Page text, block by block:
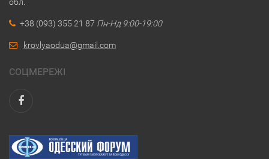
+38 (093) 355 21 87 Пн-Нд 9:00-19:00
krovlyaodua@gmail.com
СОЦМЕРЕЖІ